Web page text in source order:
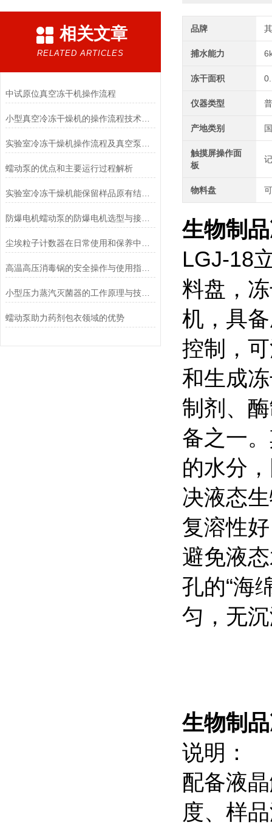
相关文章
RELATED ARTICLES
中试原位真空冻干机操作流程
小型真空冷冻干燥机的操作流程技术详解
蠕动泵的优点和主要运行过程解析
实验室冷冻干燥机能保留样品原有结构和活性
防爆电机蠕动泵的防爆电机选型与接线要求
高温高压消毒锅的安全操作与使用指南说明
小型压力蒸汽灭菌器的工作原理与技术优势概述
蠕动泵助力药剂包衣领域的优势
品牌
捕水能力
冻干面积
仪器类型
产地类别
触摸屏操作面
板
物料盘
生物制
LGJ-18
料盘，
机，具
控制，
和生成
制剂、
备之一
的水分
决液态
复溶性
避免液
孔的“海
匀，无
生物制
说明：
配备液
度、样